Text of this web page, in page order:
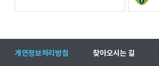
개인정보처리방침 찾아오시는 길